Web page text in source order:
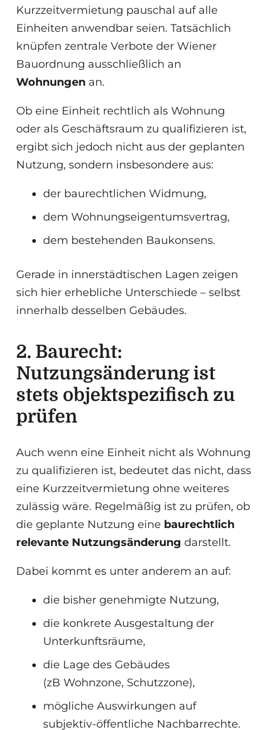
Kurzzeitvermietung pauschal auf alle
Einheiten anwendbar seien. Tatsächlich
knüpfen zentrale Verbote der Wiener
Bauordnung ausschließlich an
Wohnungen an.
Ob eine Einheit rechtlich als Wohnung
oder als Geschäftsraum zu qualifizieren ist,
ergibt sich jedoch nicht aus der geplanten
Nutzung, sondern insbesondere aus:
der baurechtlichen Widmung,
dem Wohnungseigentumsvertrag,
dem bestehenden Baukonsens.
Gerade in innerstädtischen Lagen zeigen
sich hier erhebliche Unterschiede – selbst
innerhalb desselben Gebäudes.
2. Baurecht:
Nutzungsänderung ist
stets objektspezifisch zu
prüfen
Auch wenn eine Einheit nicht als Wohnung
zu qualifizieren ist, bedeutet das nicht, dass
eine Kurzzeitvermietung ohne weiteres
zulässig wäre. Regelmäßig ist zu prüfen, ob
die geplante Nutzung eine baurechtlich
relevante Nutzungsänderung darstellt.
Dabei kommt es unter anderem an auf:
die bisher genehmigte Nutzung,
die konkrete Ausgestaltung der
Unterkunftsräume,
die Lage des Gebäudes
(zB Wohnzone, Schutzzone),
mögliche Auswirkungen auf
subjektiv-öffentliche Nachbarrechte.